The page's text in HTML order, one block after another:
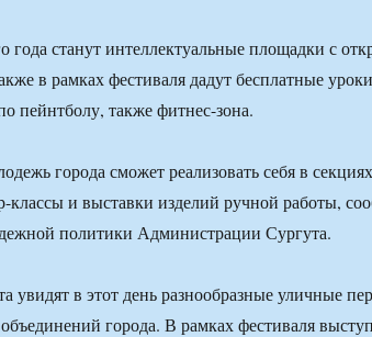
года станут интеллектуальные площадки с
в рамках фестиваля дадут бесплатные
пейнтболу, также фитнес-зона.
города сможет реализовать себя в
классы и выставки изделий ручной работы,
политики Администрации Сургута.
увидят в этот день разнообразные уличные
города. В рамках фестиваля